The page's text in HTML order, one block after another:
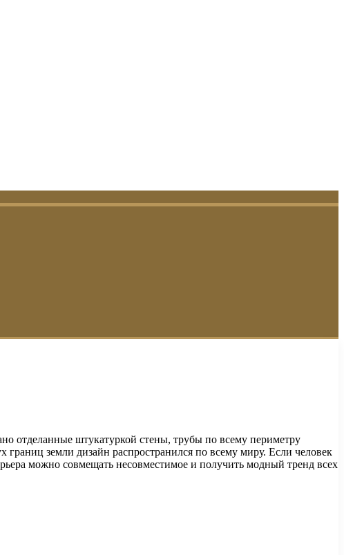
отделанные штукатуркой стены, трубы по всему периметру
границ земли дизайн распространился по всему миру. Если человек
можно совмещать несовместимое и получить модный тренд всех